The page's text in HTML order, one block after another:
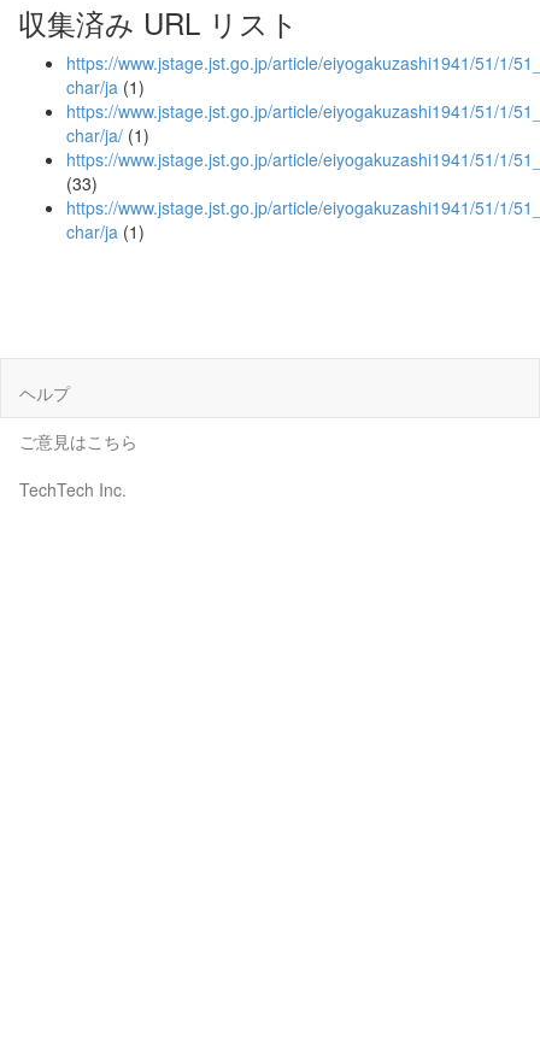
収集済み URL リスト
https://www.jstage.jst.go.jp/article/eiyogakuzashi1941/51/1/
char/ja (1)
https://www.jstage.jst.go.jp/article/eiyogakuzashi1941/51/1/
char/ja/ (1)
https://www.jstage.jst.go.jp/article/eiyogakuzashi1941/51/1/
(33)
https://www.jstage.jst.go.jp/article/eiyogakuzashi1941/51/1/
char/ja (1)
ヘルプ
ご意見はこちら
TechTech Inc.